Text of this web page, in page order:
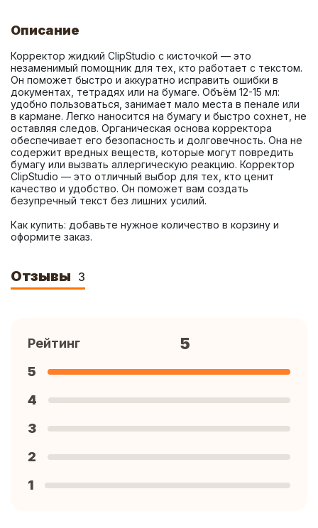
Описание
Корректор жидкий ClipStudio с кисточкой — это
незаменимый помощник для тех, кто работает с текстом.
Он поможет быстро и аккуратно исправить ошибки в
документах, тетрадях или на бумаге. Объём 12-15 мл:
удобно пользоваться, занимает мало места в пенале или
в кармане. Легко наносится на бумагу и быстро сохнет, не
оставляя следов. Органическая основа корректора
обеспечивает его безопасность и долговечность. Она не
содержит вредных веществ, которые могут повредить
бумагу или вызвать аллергическую реакцию. Корректор
ClipStudio — это отличный выбор для тех, кто ценит
качество и удобство. Он поможет вам создать
Как купить: добавьте нужное количество в корзину и
оформите заказ.
Отзывы 3
Рейтинг 5
5
4
3
2
1